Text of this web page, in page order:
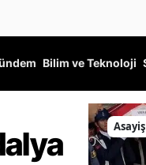
Bilim ve Teknoloji
Asayiş